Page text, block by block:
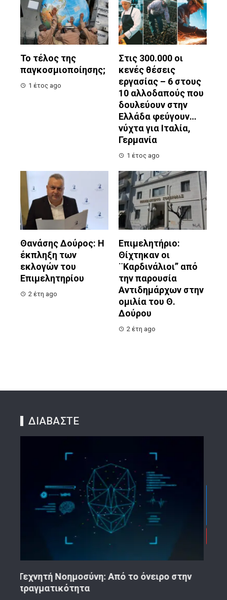
Το τέλος της
παγκοσμιοποίησης;
1 έτος ago
Στις 300.000 οι
κενές θέσεις
εργασίας – 6 στους
10 αλλοδαπούς που
δουλεύουν στην
Ελλάδα φεύγουν…
νύχτα για Ιταλία,
Γερμανία
1 έτος ago
Θανάσης Δούρος: Η
έκπληξη των
εκλογών του
Επιμελητηρίου
2 έτη ago
Επιμελητήριο:
Θίχτηκαν οι
¨Καρδινάλιοι” από
την παρουσία
Αντιδημάρχων στην
ομιλία του Θ.
Δούρου
2 έτη ago
ΔΙΑΒΑΣΤΕ
Κορινθιακό Επιχειρείν – Ανακοίνωση
9 μήνες ago